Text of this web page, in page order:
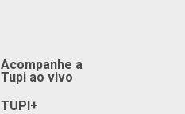
Acompanhe a
Tupi ao vivo
TUPI+